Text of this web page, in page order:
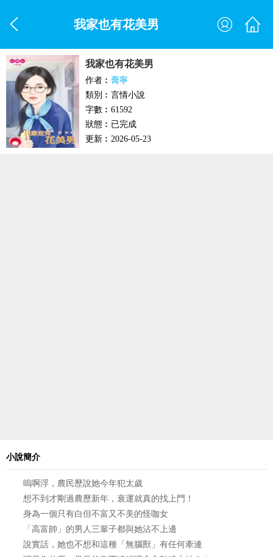
我家也有花美男
我家也有花美男
作者︰ 喬寧
類別︰言情小說
字數︰61592
狀態︰已完成
更新︰2026-05-23
小說簡介
嗚啊浮，農民歷說她今年犯太歲
想不到才剛過農歷新年，衰運就真的找上門！
身為一個只有白但不富又不美的怪咖女
「高富帥」的男人三輩子都與她沾不上邊
說實話，她也不想和這種「無腦獸」有任何牽連